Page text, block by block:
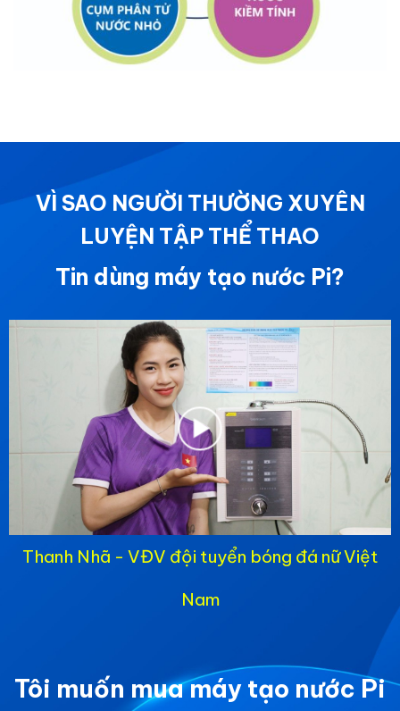
VÌ SAO NGƯỜI THƯỜNG XUYÊN
LUYỆN TẬP THỂ THAO
Tin dùng máy tạo nước Pi?
Thanh Nhã - VĐV đội tuyển bóng đá nữ Việt
Nam
Tôi muốn mua máy tạo nước Pi